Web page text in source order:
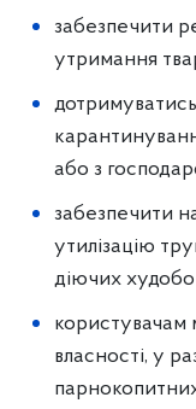
забезпечити
утримання
або з
забезпечити
утилізацію
діючих худобо
користувачам
власності, у